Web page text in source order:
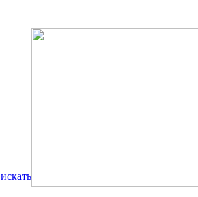
искать